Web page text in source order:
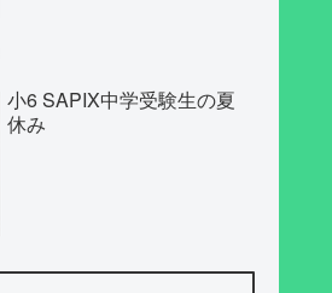
小6 SAPIX中学受験生の夏
休み